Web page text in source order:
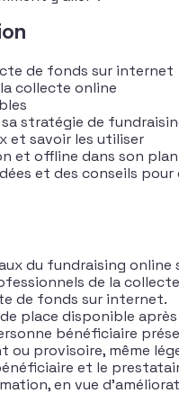
de fonds sur internet
collecte online
stratégie de
et savoir les utiliser
et offline dans son
et des conseils
du fundraising online
de la
de fonds sur internet.
place disponible
bénéficiaire
ou provisoire, même
et le
en vue